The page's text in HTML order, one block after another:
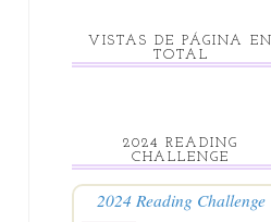
VISTAS DE PÁGINA EN
TOTAL
2024 READING
CHALLENGE
2024 Reading Challenge